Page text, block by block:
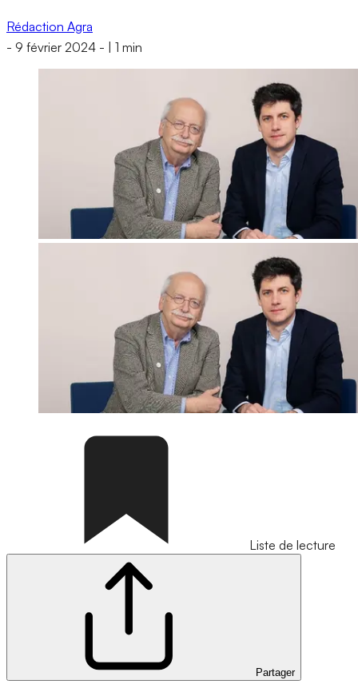
Rédaction Agra
- 9 février 2024 - 1 min
Liste de lecture
Partager